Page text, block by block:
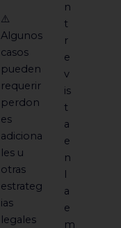
⚠️
Algunos
casos
pueden
requerir
perdon
es
adiciona
les u
otras
estrateg
ias
legales
n
t
r
e
v
is
t
a
e
n
l
a
e
m